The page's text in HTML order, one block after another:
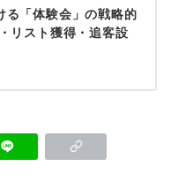
る「体験会」の戦略的
リスト獲得・追客設